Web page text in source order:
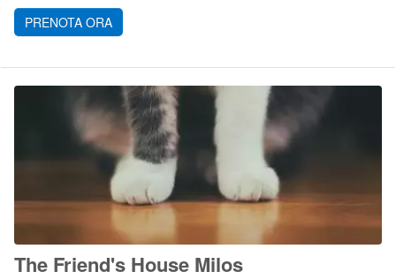
PRENOTA ORA
The Friend's House Milos